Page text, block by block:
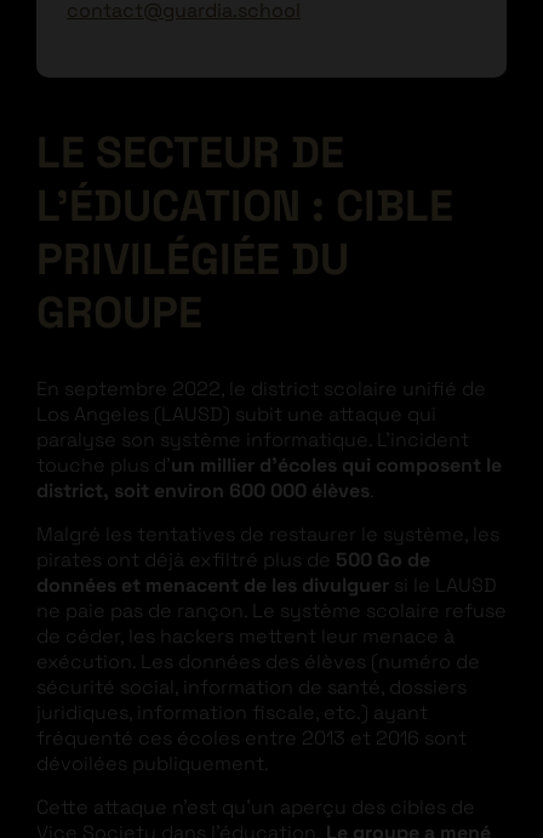
contact@guardia.school
LE SECTEUR DE
L’ÉDUCATION : CIBLE
PRIVILÉGIÉE DU
GROUPE
En septembre 2022, le district scolaire unifié de
Los Angeles (LAUSD) subit une attaque qui
paralyse son système informatique. L’incident
touche plus d’un millier d’écoles qui composent le
district, soit environ 600 000 élèves.
Malgré les tentatives de restaurer le système, les
pirates ont déjà exfiltré plus de 500 Go de
données et menacent de les divulguer si le LAUSD
ne paie pas de rançon. Le système scolaire refuse
de céder, les hackers mettent leur menace à
exécution. Les données des élèves (numéro de
sécurité social, information de santé, dossiers
juridiques, information fiscale, etc.) ayant
fréquenté ces écoles entre 2013 et 2016 sont
dévoilées publiquement.
Cette attaque n’est qu’un aperçu des cibles de
Vice Society dans l’éducation. Le groupe a mené